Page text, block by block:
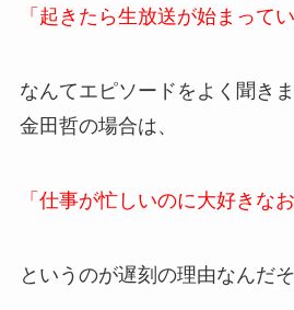
「起きたら生放送が始まってい
なんてエピソードをよく聞き
金田哲の場合は、
「仕事が忙しいのに大好きな
というのが遅刻の理由なんだそ